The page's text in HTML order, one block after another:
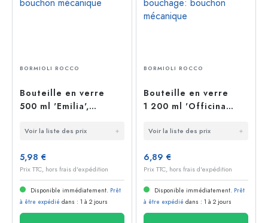
BORMIOLI ROCCO
Bouteille en verre
500 ml 'Emilia',
mécanique
Voir la liste des prix
5,98 €
Prix TTC, hors frais d'expédition
Disponible immédiatement. Prêt
à être expédié dans : 1 à 2 jours
BORMIOLI ROCCO
Bouteille en verre
1 200 ml 'Officina
bouchon mécanique
Voir la liste des prix
6,89 €
Prix TTC, hors frais d'expédition
Disponible immédiatement. Prêt
à être expédié dans : 1 à 2 jours